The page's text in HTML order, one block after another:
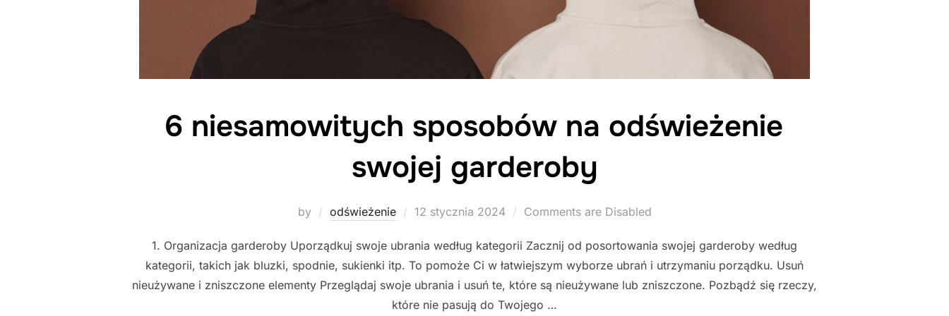
6 niesamowitych sposobów na odświeżenie
swojej garderoby
by odświeżenie
Posted
12 stycznia 2024 Comments are Disabled
1. Organizacja garderoby Uporządkuj swoje ubrania według kategorii Zacznij od posortowania swojej garderoby według
kategorii, takich jak bluzki, spodnie, sukienki itp. To pomoże Ci w łatwiejszym wyborze ubrań i utrzymaniu porządku. Usuń
nieużywane i zniszczone elementy Przeglądaj swoje ubrania i usuń te, które są nieużywane lub zniszczone. Pozbądź się rzeczy,
które nie pasują do Twojego …